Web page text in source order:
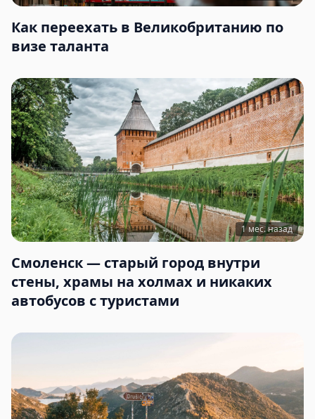
Как переехать в Великобританию по
визе таланта
1 мес. назад
Смоленск — старый город внутри
стены, храмы на холмах и никаких
автобусов с туристами